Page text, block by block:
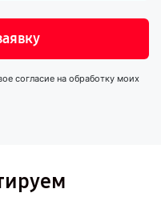
согласие на обработку моих